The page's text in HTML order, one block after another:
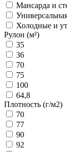
Мансарда и
Холодные и
Рулон (м²)
35
36
70
75
100
64,8
Плотность (г/м2)
70
77
90
92